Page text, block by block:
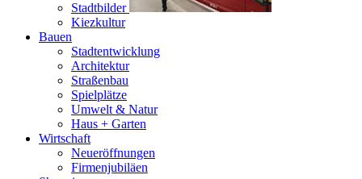
Stadtbilder
Kiezkultur
Bauen
Stadtentwicklung
Architektur
Straßenbau
Spielplätze
Umwelt & Natur
Haus + Garten
Wirtschaft
Neueröffnungen
Firmenjubiläen